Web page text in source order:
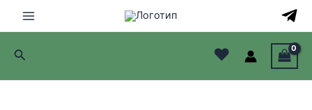
Main
Menu
Поиск ♥